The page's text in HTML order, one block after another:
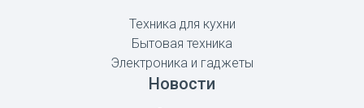
Техника для кухни
Бытовая техника
Электроника и гаджеты
Новости